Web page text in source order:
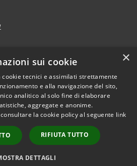
Copyright © 2026 • Comune di
Perarolo di Cadore • Powered
byMunicipium
Accesso
redazione
×
sui cookie
tecnici e assimilati strettamente
e alla navigazione del sito,
analitico al solo fine di elaborare
aggregate e anonime.
la cookie policy al seguente link
RIFIUTA TUTTO
DETTAGLI